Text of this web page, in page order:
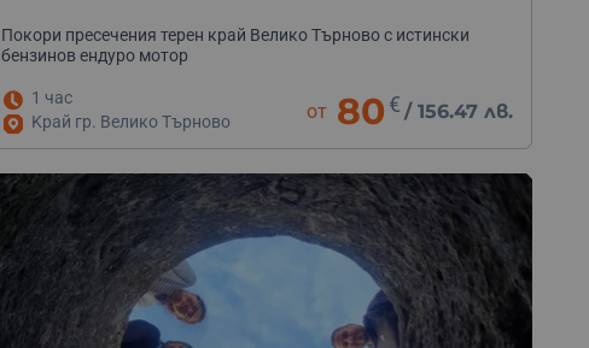
Покори пресечения терен край Велико Търново с истински
бензинов ендуро мотор
1 час
Kрай гр. Велико Търново
от 80 € /156.47 лв.